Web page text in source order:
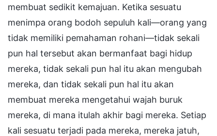
membuat sedikit kemajuan. Ketika sesuatu
menimpa orang bodoh sepuluh kali—orang yang
tidak memiliki pemahaman rohani—tidak sekali
pun hal tersebut akan bermanfaat bagi hidup
mereka, tidak sekali pun hal itu akan mengubah
mereka, dan tidak sekali pun hal itu akan
membuat mereka mengetahui wajah buruk
mereka, di mana itulah akhir bagi mereka. Setiap
kali sesuatu terjadi pada mereka, mereka jatuh,